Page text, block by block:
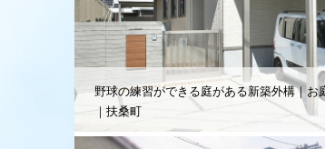
野球の練習ができる庭がある新築外構｜
｜扶桑町